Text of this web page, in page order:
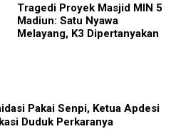
KA BIAS Terhenti, Lima KA
Ikut Terdampak, KAI Daop 7
Gerak Cepat Pulihkan
Pakai Senpi, Ketua Apdesi
Duduk Perkaranya